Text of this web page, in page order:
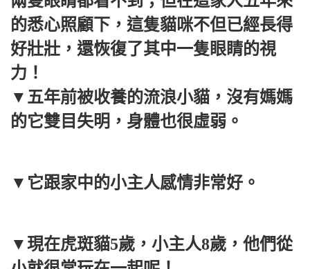
的悉心照顧下，這隻貓咪不但已經長得
好壯壯，還恢復了其中一隻眼睛的視
力！
▼五年前被收養的流浪小貓，沒有媽媽
的它雙目失明，身體也很虛弱。
▼它跟家中的小主人感情非常好。
▼現在虎斑貓5歲，小主人8歲，他們從